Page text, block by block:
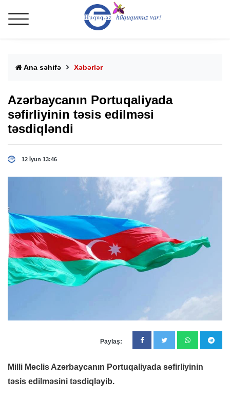
Ana səhifə Xəbərlər
Azərbaycanın Portuqaliyada
səfirliyinin təsis edilməsi
təsdiqləndi
12 İyun 13:46
Paylaş:
Milli Məclis Azərbaycanın Portuqaliyada səfirliyinin
təsis edilməsini təsdiqləyib.